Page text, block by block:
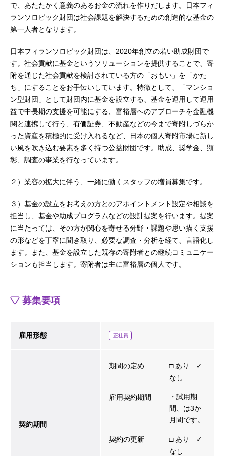
で、あたたかく意義のあるお金の流れを作りだします。日本フィ
ランソロピック財団は社会課題を解決するための創造的な基金の
第一人者となります。
日本フィランソロピック財団は、2020年創⽴の若い助成財団で
す。社会貢献に基⾦というソリューションを提供することで、寄
附を通じた社会貢献を検討されている⽅の「おもい」を「かた
ち」にすることをお⼿伝いしています。特徴として、「マンショ
ン型財団」として財団内に基金を設立する、基金を運用して運用
益で中長期の支援を可能にする、富裕層へのアプローチを金融機
関と連携して行う、有価証券、不動産などの今まで寄附しづらか
った資産を積極的に受け入れるなど、日本の個人寄附市場に新し
い風を吹き込む要素を多く持つ公益財団です。助成、奨学金、顕
彰、調査の事業を行なっています。
２）業容の拡大に伴う、一緒に働くスタッフの増員募集です。
３）基金の設立をお考えの方とのアポイントメント設定や相談を
担当し、基金や助成プログラムなどの設計提案を行います。提案
に当たっては、その方が関心を寄せる分野・課題や思い描く支援
の形などを丁寧に聞き取り、必要な調査・分析を経て、言語化し
ます。また、基金を設立した既存の寄附者との継続コミュニケー
ションも担当します。寄附者は主に富裕層の個人です。
募集要項
雇用形態 正社員
契約期間
期間の定め
□ あり ✓
なし
雇用契約期間
・試用期
間、は3か
月間です。
契約の更新
□ あり ✓
なし